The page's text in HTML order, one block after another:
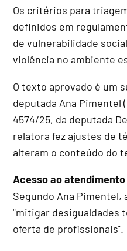
Os critérios para
definidos em
de vulnerabilidade
violência no ambiente
O texto aprovado é um
deputada Ana Pimentel
4574/25, da deputada
relatora fez ajustes de
alteram o conteúdo do
Acesso ao atendimento
Segundo Ana
"mitigar desigualdades
oferta de profissionais".